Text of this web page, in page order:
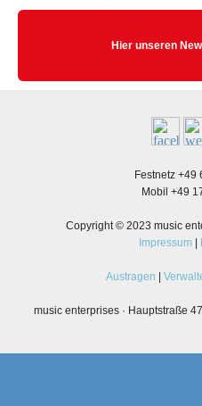
Hier unseren
Festnetz +49
Mobil +49
Copyright © 2023 music
Impressum|
Austragen
music enterprises · Hauptstraße